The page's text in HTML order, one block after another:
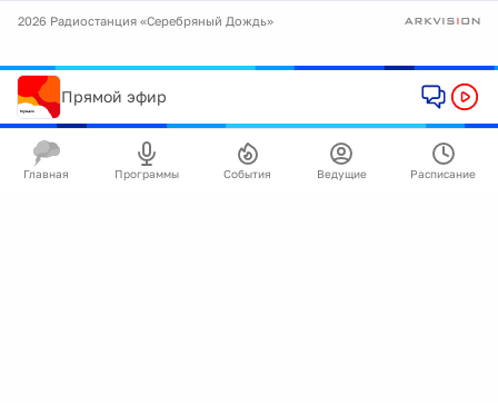
2026 Радиостанция «Серебряный Дождь»
Прямой эфир
Главная Программы События Ведущие Расписание